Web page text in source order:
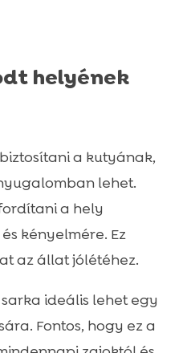
helyének
a kutyának,
lehet.
a hely
kényelmére. Ez
az állat jólétéhez.
ideális lehet egy
Fontos, hogy ez a